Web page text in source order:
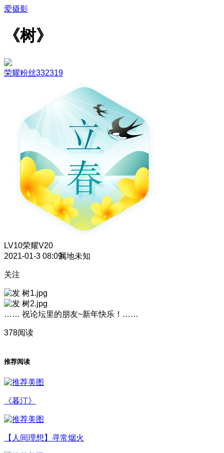
爱摄影
《树》
荣耀粉丝332319
LV10荣耀V20
2021-01-3 08:09属地未知
关注
…… 祝论坛里的朋友~新年快乐！……
378阅读
推荐阅读
《暮汀》
【人间理想】寻常烟火